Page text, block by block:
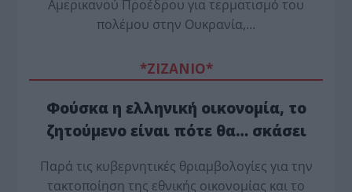
Αμερικανού Προέδρου για τερματισμό του
πολέμου στην Ουκρανία,…
*ZΙΖΑΝΙΟ*
Φούσκα η ελληνική οικονομία, το
ζητούμενο είναι πότε θα… σκάσει
Παρά τις κυβερνητικές θριαμβολογίες για την
τακτοποίηση της εθνικής οικονομίας και το